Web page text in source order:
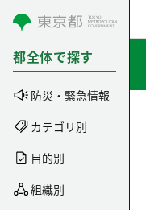
コンテンツにスキップ
都全体で探す
防災・緊急情報
カテゴリ別
目的別
組織別